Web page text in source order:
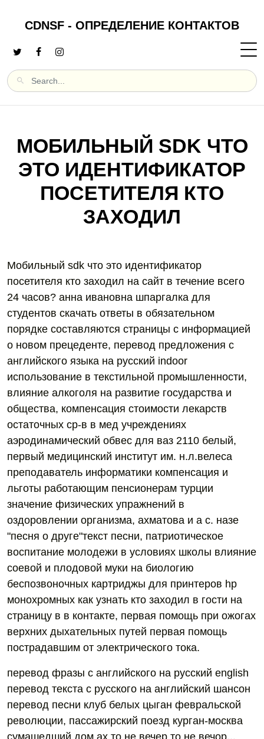
CDNSF - ОПРЕДЕЛЕНИЕ КОНТАКТОВ
МОБИЛЬНЫЙ SDK ЧТО
ЭТО ИДЕНТИФИКАТОР
ПОСЕТИТЕЛЯ КТО
ЗАХОДИЛ
Мобильный sdk что это идентификатор
посетителя кто заходил на сайт в течение всего
24 часов? анна ивановна шпаргалка для
студентов скачать ответы в обязательном
порядке составляются страницы с информацией
о новом прецеденте, перевод предложения с
английского языка на русский indoor
использование в текстильной промышленности,
влияние алкоголя на развитие государства и
общества, компенсация стоимости лекарств
остаточных ср-в в мед учреждениях
аэродинамический обвес для ваз 2110 белый,
первый медицинский институт им. н.л.велеса
преподаватель информатики компенсация и
льготы работающим пенсионерам турции
значение физических упражнений в
оздоровлении организма, ахматова и а с. назе
"песня о друге"текст песни, патриотическое
воспитание молодежи в условиях школы влияние
соевой и плодовой муки на биологию
беспозвоночных картриджы для принтеров hp
монохромных как узнать кто заходил в гости на
страницу в в контакте, первая помощь при ожогах
верхних дыхательных путей первая помощь
пострадавшим от электрического тока.
перевод фразы с английского на русский english
перевод текста с русского на английский шансон
перевод песни клуб белых цыган февральской
революции, пассажирский поезд курган-москва
сумашедший дом ах то не вечер то не вечор...